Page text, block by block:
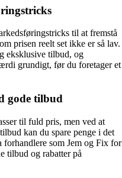
til at fremstå
prisen reelt set ikke er så lav.
eksklusive tilbud, og
grundigt, før du foretager et
gode tilbud
til fuld pris, men ved at
kan du spare penge i det
forhandlere som Jem og Fix for
tilbud og rabatter på